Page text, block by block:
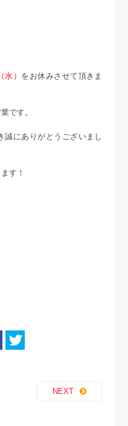
） をお休みさせて頂きま
です。
誠にありがとうございまし
す！
NEXT